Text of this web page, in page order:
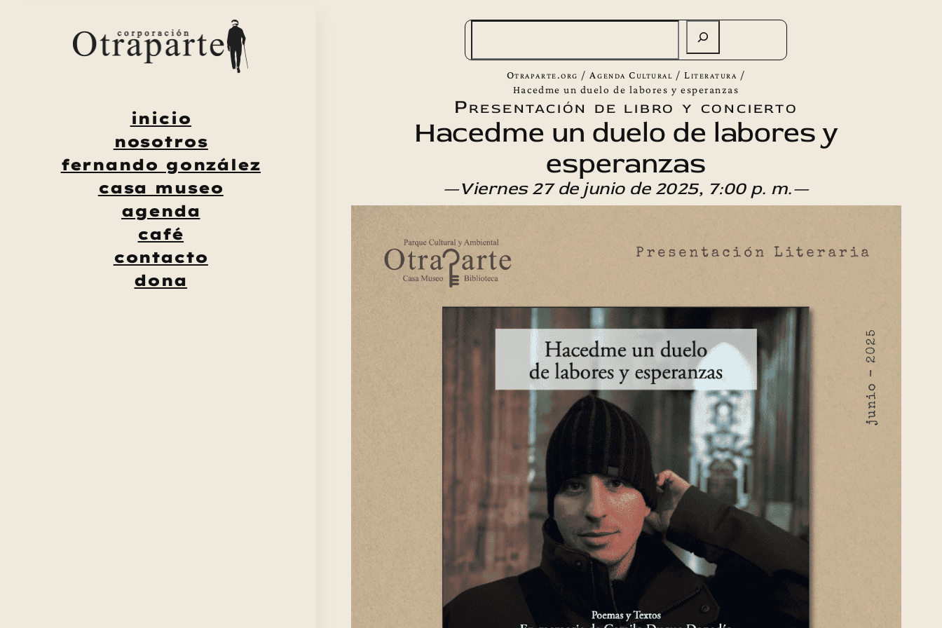
inicio
nosotros
fernando gonzález
casa museo
agenda
café
contacto
dona
r
Otraparte.org / Agenda Cultural /Literatura /
Hacedme un duelo de labores y esperanzas
Presentación de libro y concierto
Hacedme un duelo de labores y
esperanzas
—Viernes 27 de junio de 2025, 7:00 p. m.—